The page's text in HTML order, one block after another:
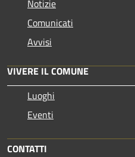
Notizie
Comunicati
Avvisi
VIVERE IL COMUNE
Luoghi
Eventi
CONTATTI